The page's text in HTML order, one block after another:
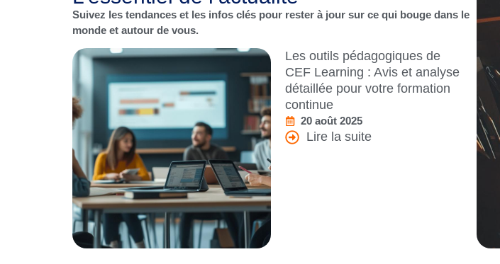
Suivez les tendances et les infos clés pour rester à jour sur ce qui bouge dans le
monde et autour de vous.
L’influence de University of
Chicago sur les politiques
étrangères contemporaines
16 juillet 2025
Lire la suite